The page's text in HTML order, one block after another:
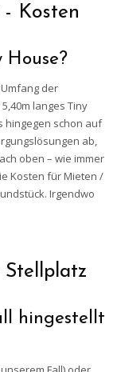
- Kosten
der
langes Tiny
hingegen schon auf
ab,
oben – wie immer
Kosten für Mieten /
Irgendwo
Stellplatz
hingestellt